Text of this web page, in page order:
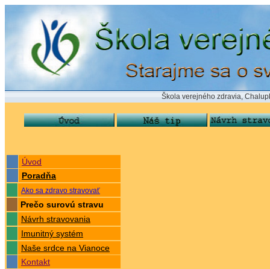
Škola verejného zdravia, Chalupkova
Úvod
Poradňa
Ako sa zdravo stravovať
Prečo surovú stravu
Návrh stravovania
Imunitný systém
Naše srdce na Vianoce
Kontakt